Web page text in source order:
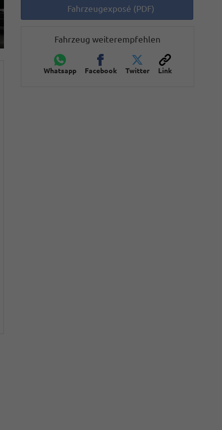
Fahrzeugexposé (PDF)
Fahrzeug weiterempfehlen
Whatsapp Facebook Twitter Link